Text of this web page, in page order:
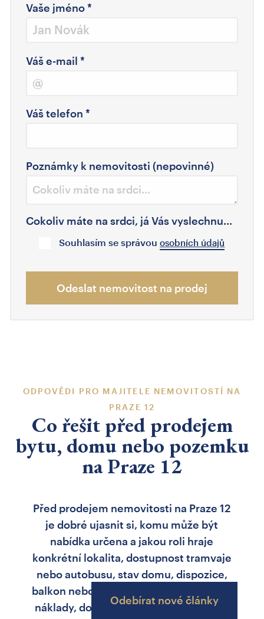
Vaše jméno*
Váš e-mail *
Váš telefon *
Poznámky k nemovitosti (nepovinné)
Cokoliv máte na srdci, já Vás vyslechnu...
Souhlasím se správouosobních údajů
Odeslat nemovitost na prodej
ODPOVĚDI PRO MAJITELE NEMOVITOSTÍ NA
PRAZE 12
Co řešit před prodejem
bytu, domu nebo pozemku
na Praze 12
Před prodejem nemovitosti na Praze 12
je dobré ujasnit si, komu může být
nabídka určena a jakou roli hraje
konkrétní lokalita, dostupnost tramvaje
nebo autobusu, stav domu, dispozice,
balkon nebo lodžie, parkování, provozní
náklady, dokumenty SVJ a konkurence
Odebírat nové články